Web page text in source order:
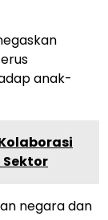
anak-
negara dan